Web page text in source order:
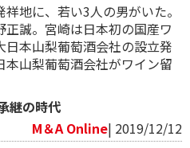
地に、若い3人の男がいた。
誠。宮崎は日本初の国産ワ
本山梨葡萄酒会社の設立発
山梨葡萄酒会社がワイン留
継の時代
M＆A Online| 2019/12/12